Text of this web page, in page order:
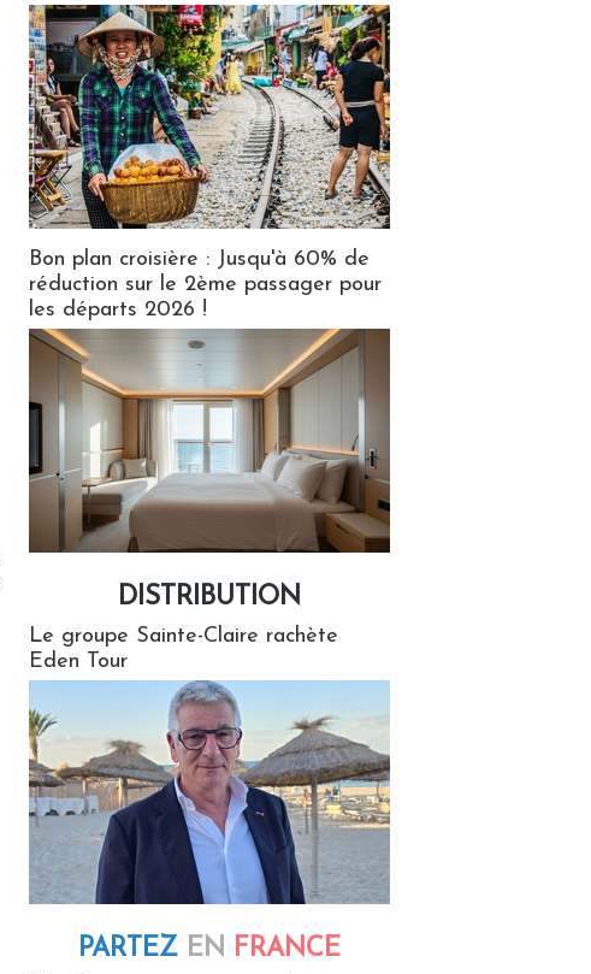
Bon plan croisière : Jusqu'à 60% de
réduction sur le 2ème passager pour
les départs 2026 !
DISTRIBUTION
Le groupe Sainte-Claire rachète
Eden Tour
PARTEZ EN FRANCE